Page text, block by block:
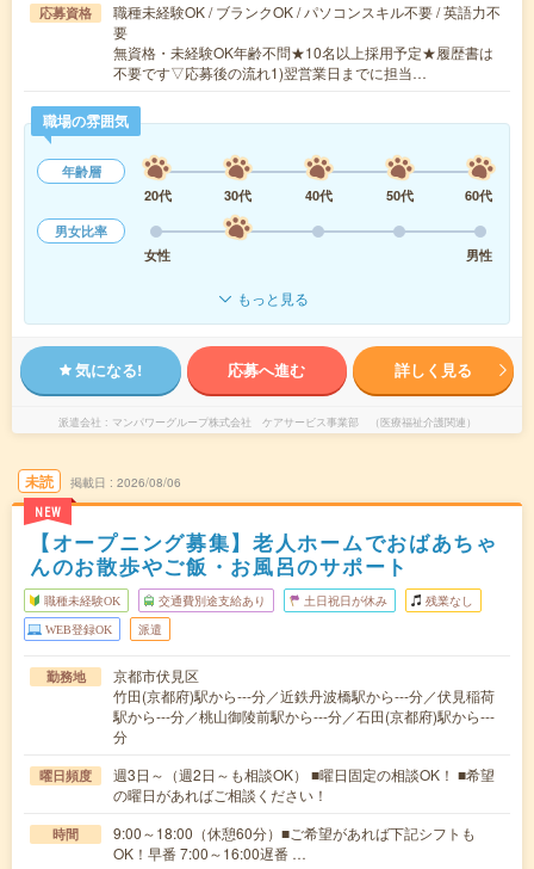
応募資格
職種未経験OK / ブランクOK / パソコンスキル不要 / 英語力不
要
無資格・未経験OK年齢不問★10名以上採用予定★履歴書は
不要です▽応募後の流れ1)翌営業日までに担当…
職場の雰囲気
年齢層
20代
30代 40代 50代
60代
男女比率
女性
男性
もっと見る
気になる! 応募へ進む 詳しく見る
派遣会社 マンパワーグループ株式会社 ケアサービス事業部 （医療福祉介護関連）
未読
NEW
掲載日 2026/08/06
【オープニング募集】老人ホームでおばあちゃ
んのお散歩やご飯・お風呂のサポート
職種未経験OK 交通費別途支給あり 土日祝日が休み 残業なし
WEB登録OK 派遣
勤務地
京都市伏見区
竹田(京都府)駅から---分／近鉄丹波橋駅から---分／伏見稲荷
駅から---分／桃山御陵前駅から---分／石田(京都府)駅から---
分
曜日頻度
週3日～（週2日～も相談OK） ■曜日固定の相談OK！ ■希望
の曜日があればご相談ください！
時間
9:00～18:00（休憩60分）■ご希望があれば下記シフトも
OK！早番 7:00～16:00遅番 …